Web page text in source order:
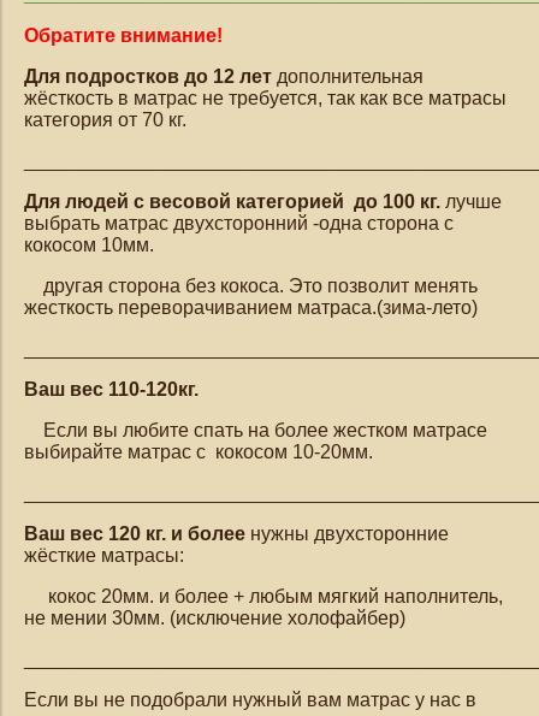
Обратите внимание!
Для подростков до 12 лет дополнительная
жёсткость в матрас не требуется, так как все матрасы
категория от 70 кг.
Для людей с весовой категорией до 100 кг. лучше
выбрать матрас двухсторонний -одна сторона с
кокосом 10мм.
другая сторона без кокоса. Это позволит менять
жесткость переворачиванием матраса.(зима-лето)
Ваш вес 110-120кг.
Если вы любите спать на более жестком матрасе
выбирайте матрас с кокосом 10-20мм.
Ваш вес 120 кг. и более нужны двухсторонние
жёсткие матрасы:
кокос 20мм. и более + любым мягкий наполнитель,
не мении 30мм. (исключение холофайбер)
Если вы не подобрали нужный вам матрас у нас в